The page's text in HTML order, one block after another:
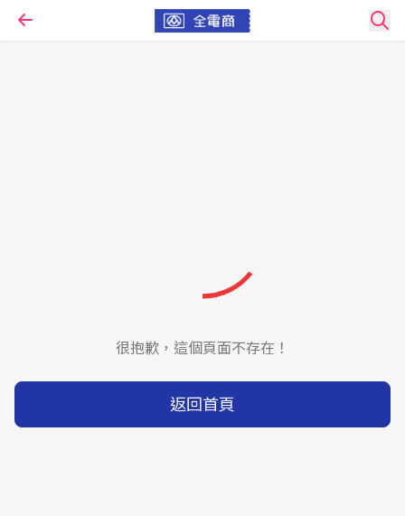
很抱歉，這個頁面不存在！
返回首頁